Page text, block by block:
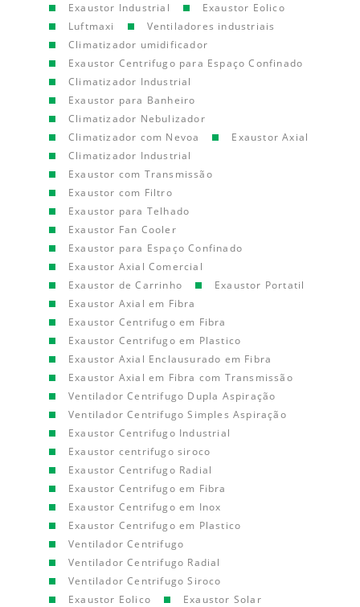
Exaustor Industrial
Exaustor Eolico
Luftmaxi
Ventiladores industriais
Climatizador umidificador
Exaustor Centrifugo para Espaço Confinado
Climatizador Industrial
Exaustor para Banheiro
Climatizador Nebulizador
Climatizador com Nevoa
Exaustor Axial
Climatizador Industrial
Exaustor com Transmissão
Exaustor com Filtro
Exaustor para Telhado
Exaustor Fan Cooler
Exaustor para Espaço Confinado
Exaustor Axial Comercial
Exaustor de Carrinho
Exaustor Portatil
Exaustor Axial em Fibra
Exaustor Centrifugo em Fibra
Exaustor Centrifugo em Plastico
Exaustor Axial Enclausurado em Fibra
Exaustor Axial em Fibra com Transmissão
Ventilador Centrifugo Dupla Aspiração
Ventilador Centrifugo Simples Aspiração
Exaustor Centrifugo Industrial
Exaustor centrifugo siroco
Exaustor Centrifugo Radial
Exaustor Centrifugo em Fibra
Exaustor Centrifugo em Inox
Exaustor Centrifugo em Plastico
Ventilador Centrifugo
Ventilador Centrifugo Radial
Ventilador Centrifugo Siroco
Exaustor Eolico
Exaustor Solar